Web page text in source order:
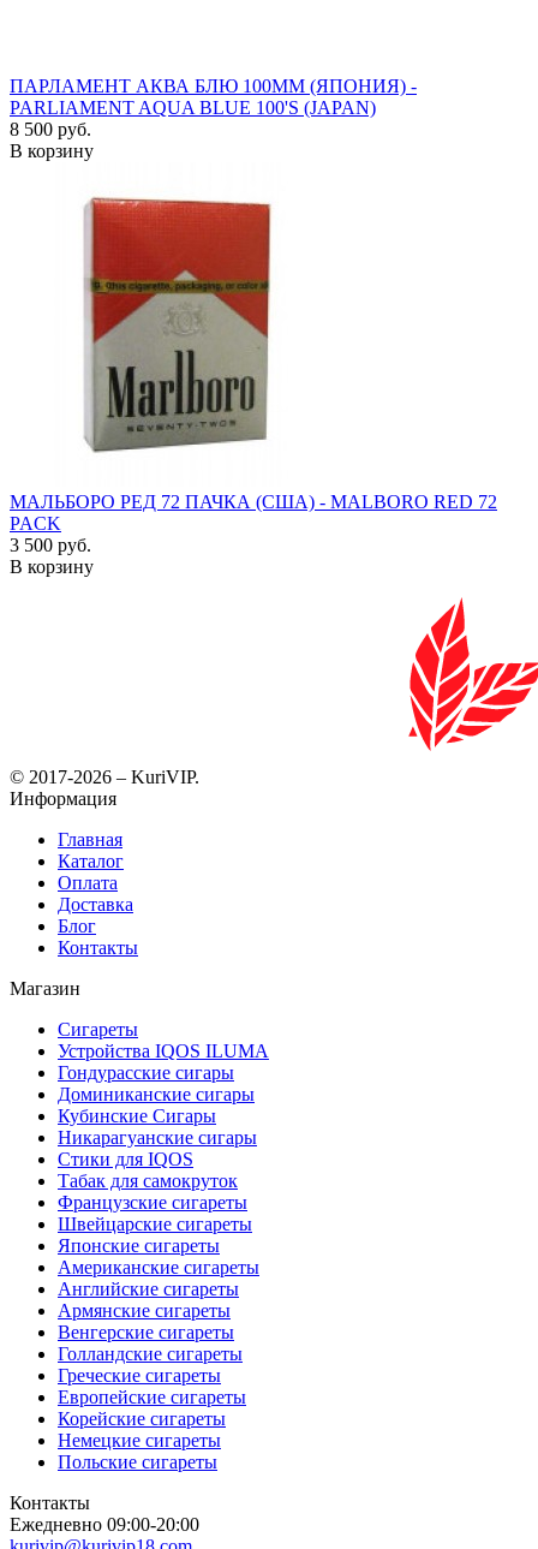
ПАРЛАМЕНТ АКВА БЛЮ 100ММ (ЯПОНИЯ) -
PARLIAMENT AQUA BLUE 100'S (JAPAN)
8 500 руб.
В корзину
МАЛЬБОРО РЕД 72 ПАЧКА (США) - MALBORO RED 72
PACK
3 500 руб.
В корзину
© 2017-2026 – KuriVIP.
Информация
Главная
Каталог
Оплата
Доставка
Блог
Контакты
Магазин
Сигареты
Устройства IQOS ILUMA
Гондурасские сигары
Доминиканские сигары
Кубинские Сигары
Никарагуанские сигары
Стики для IQOS
Табак для самокруток
Французские сигареты
Швейцарские сигареты
Японские сигареты
Американские сигареты
Английские сигареты
Армянские сигареты
Венгерские сигареты
Голландские сигареты
Греческие сигареты
Европейские сигареты
Корейские сигареты
Немецкие сигареты
Польские сигареты
Контакты
Ежедневно 09:00-20:00